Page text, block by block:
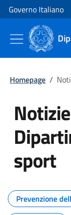
Vai al contenuto
Vai alla navigazione
Governo Italiano
Homepage /
sport
Tutti i
Prevenzione